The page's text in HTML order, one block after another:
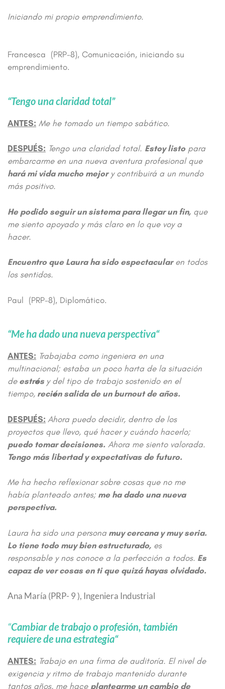
Iniciando mi propio emprendimiento.
Francesca (PRP-8), Comunicación, iniciando su
emprendimiento.
“Tengo una claridad total”
ANTES: Me he tomado un tiempo sabático.
DESPUÉS: Tengo una claridad total. Estoy listo para
embarcarme en una nueva aventura profesional que
hará mi vida mucho mejory contribuirá a un mundo
más positivo.
He podido seguir un sistema para llegar un fin, que
me siento apoyado y más claro en lo que voy a
hacer.
Encuentro que Laura ha sido espectacularen todos
los sentidos.
Paul (PRP-8), Diplomático.
“Me ha dado una nueva perspectiva“
ANTES: Trabajaba como ingeniera en una
multinacional; estaba un poco harta de la situación
deestrés y del tipo de trabajo sostenido en el
tiempo, recién salida de un burnout de años.
DESPUÉS: Ahora puedo decidir, dentro de los
proyectos que llevo, qué hacer y cuándo hacerlo;
puedo tomar decisiones. Ahora me siento valorada.
Tengo más libertad y expectativas de futuro.
Me ha hecho reflexionar sobre cosas que no me
había planteado antes; me ha dado una nueva
perspectiva.
Laura ha sido una persona muy cercana y muy seria.
Lo tiene todo muy bien estructurado, es
responsable y nos conoce a la perfección a todos. Es
capaz de ver cosas en ti que quizá hayas olvidado.
Ana María (PRP- 9 ), Ingeniera Industrial
“Cambiar de trabajo o profesión, también
requiere de una estrategia“
ANTES: Trabajo en una firma de auditoría. El nivel de
exigencia y ritmo de trabajo mantenido durante
tantos años, me hace plantearme un cambio de